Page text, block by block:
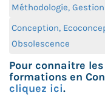
Méthodologie,
Conception,
Obsolescence
Pour connaitre
formations en
cliquez ici.